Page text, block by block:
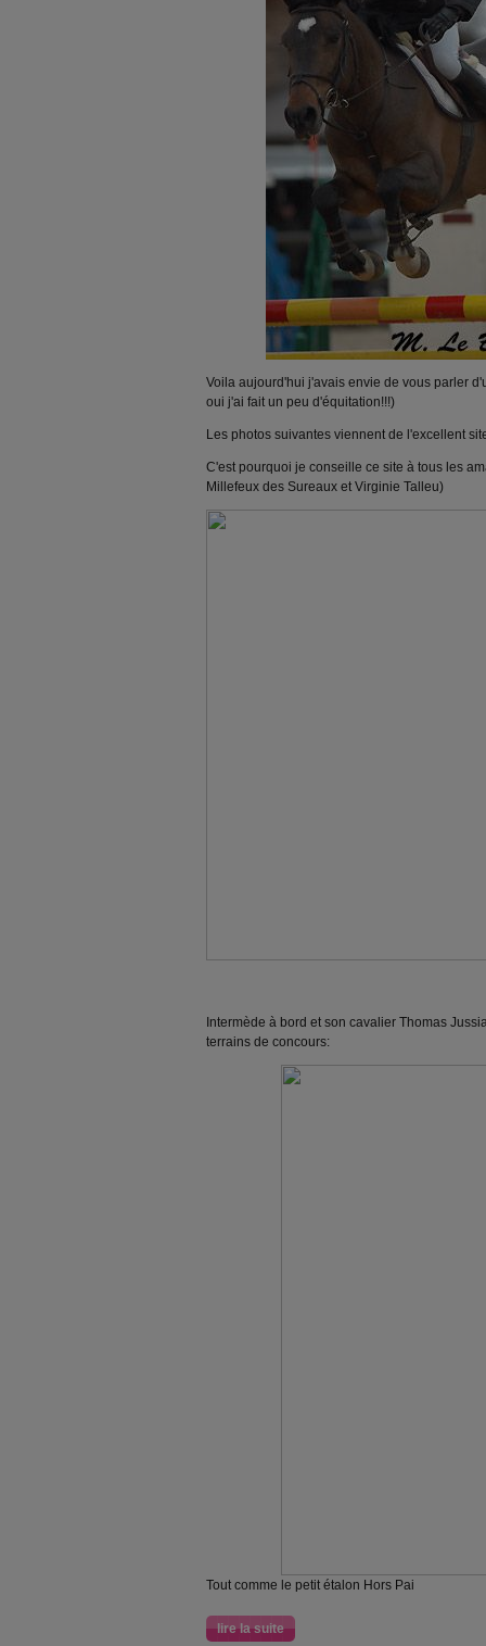
Voila aujourd'hui j'avais envie de vous parler
oui j'ai fait un peu d'équitation!!!)
Les photos suivantes viennent de l'excellent
C'est pourquoi je conseille ce site à tous les
Millefeux des Sureaux et Virginie Talleu)
Intermède à bord et son cavalier Thomas
terrains de concours:
Tout comme le petit étalon Hors Pai
lire la suite